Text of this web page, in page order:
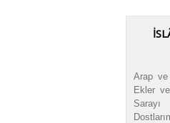
Arap
Ekler